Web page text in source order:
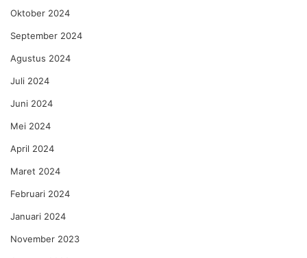
Oktober 2024
September 2024
Agustus 2024
Juli 2024
Juni 2024
Mei 2024
April 2024
Maret 2024
Februari 2024
Januari 2024
November 2023